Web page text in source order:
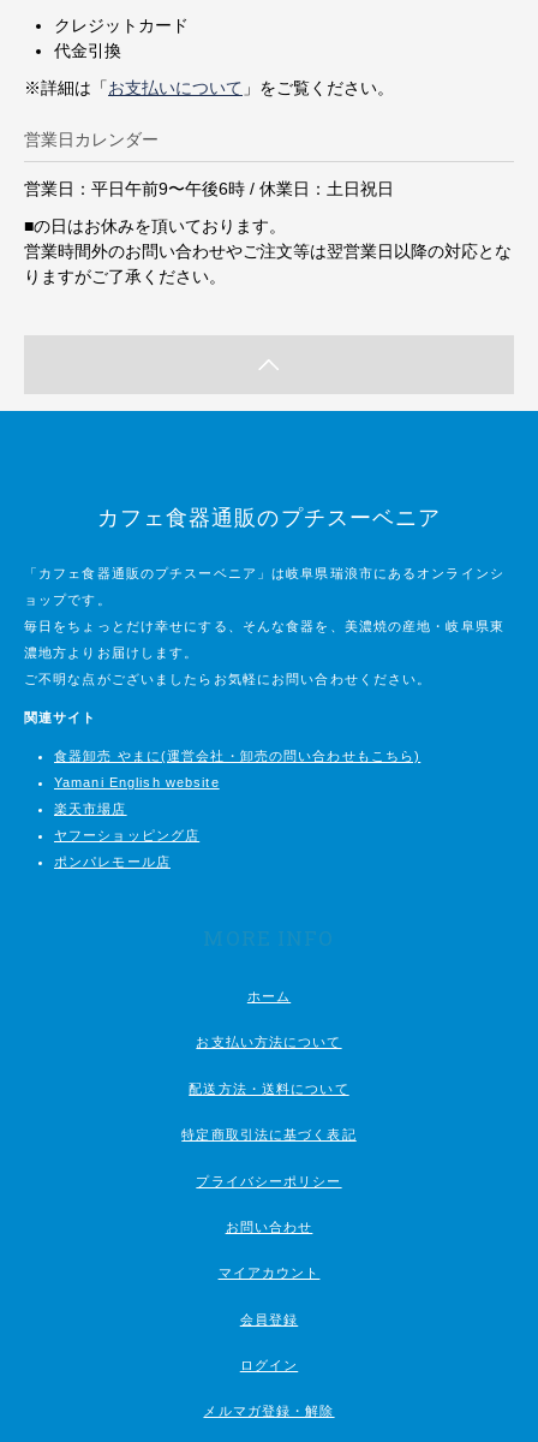
クレジットカード
代金引換
※詳細は「お支払いについて 」をご覧ください。
営業日カレンダー
営業日：平日午前9〜午後6時 / 休業日：土日祝日
■の日はお休みを頂いております。
営業時間外のお問い合わせやご注文等は翌営業日以降の対応とな
りますがご了承ください。
カフェ食器通販のプチスーベニア
「カフェ食器通販のプチスーベニア」は岐阜県瑞浪市にあるオンラインシ
ョップです。
毎日をちょっとだけ幸せにする、そんな食器を、美濃焼の産地・岐阜県東
濃地方よりお届けします。
ご不明な点がございましたらお気軽にお問い合わせください。
関連サイト
食器卸売 やまに(運営会社・卸売の問い合わせもこちら)
Yamani English website
楽天市場店
ヤフーショッピング店
ポンパレモール店
MORE INFO
ホーム
お支払い方法について
配送方法・送料について
特定商取引法に基づく表記
プライバシーポリシー
お問い合わせ
マイアカウント
会員登録
ログイン
メルマガ登録・解除